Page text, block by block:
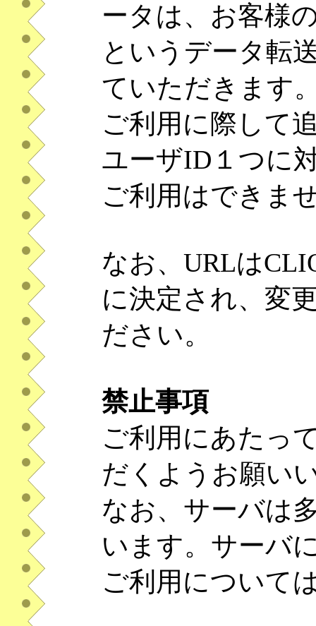
ータは、お客様
というデータ転
ていただきます
ご利用に際して
ユーザID１つに
ご利用はできま
なお、URLは
に決定され、変
ださい。
禁止事項
ご利用にあたっ
だくようお願い
なお、サーバは
います。サーバ
ご利用について